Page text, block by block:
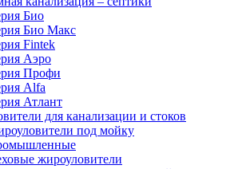
Био
Био Макс
Fintek
Аэро
Профи
Alfa
Атлант
для канализации и стоков
под мойку
жироуловители